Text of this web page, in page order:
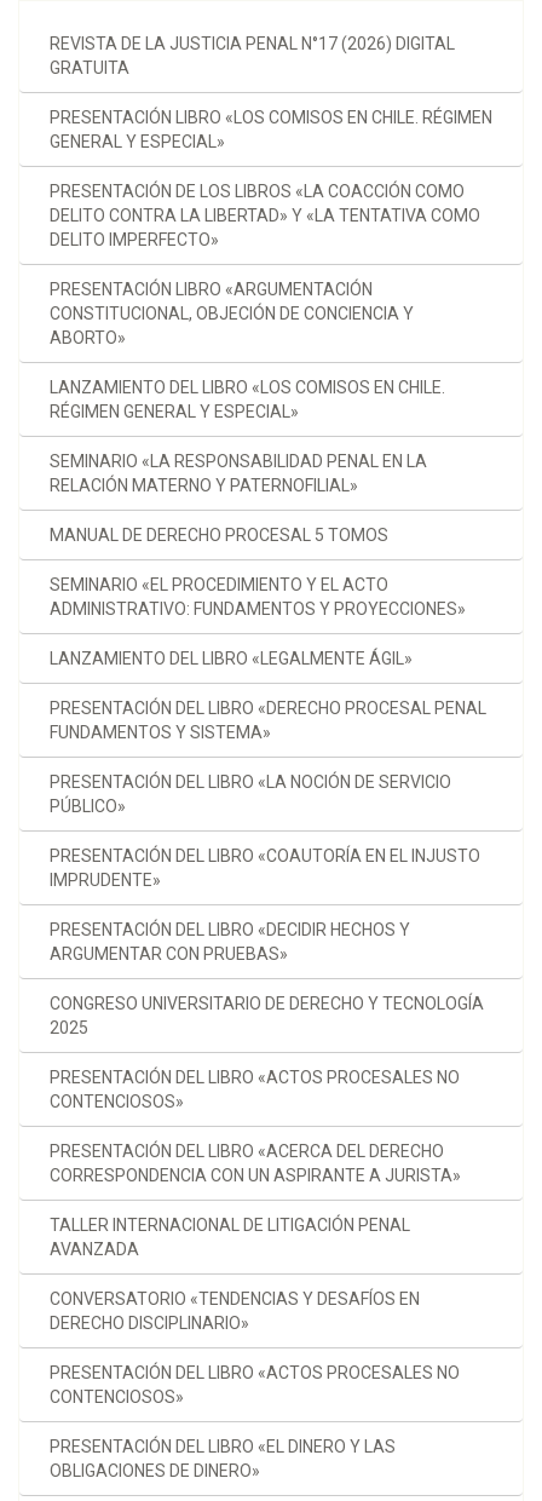
REVISTA DE LA JUSTICIA PENAL N°17 (2026) DIGITAL
GRATUITA
PRESENTACIÓN LIBRO «LOS COMISOS EN CHILE. RÉGIMEN
GENERAL Y ESPECIAL»
PRESENTACIÓN DE LOS LIBROS «LA COACCIÓN COMO
DELITO CONTRA LA LIBERTAD» Y «LA TENTATIVA COMO
DELITO IMPERFECTO»
PRESENTACIÓN LIBRO «ARGUMENTACIÓN
CONSTITUCIONAL, OBJECIÓN DE CONCIENCIA Y
ABORTO»
LANZAMIENTO DEL LIBRO «LOS COMISOS EN CHILE.
RÉGIMEN GENERAL Y ESPECIAL»
SEMINARIO «LA RESPONSABILIDAD PENAL EN LA
RELACIÓN MATERNO Y PATERNOFILIAL»
MANUAL DE DERECHO PROCESAL 5 TOMOS
SEMINARIO «EL PROCEDIMIENTO Y EL ACTO
ADMINISTRATIVO: FUNDAMENTOS Y PROYECCIONES»
LANZAMIENTO DEL LIBRO «LEGALMENTE ÁGIL»
PRESENTACIÓN DEL LIBRO «DERECHO PROCESAL PENAL
FUNDAMENTOS Y SISTEMA»
PRESENTACIÓN DEL LIBRO «LA NOCIÓN DE SERVICIO
PÚBLICO»
PRESENTACIÓN DEL LIBRO «COAUTORÍA EN EL INJUSTO
IMPRUDENTE»
PRESENTACIÓN DEL LIBRO «DECIDIR HECHOS Y
ARGUMENTAR CON PRUEBAS»
CONGRESO UNIVERSITARIO DE DERECHO Y TECNOLOGÍA
2025
PRESENTACIÓN DEL LIBRO «ACTOS PROCESALES NO
CONTENCIOSOS»
PRESENTACIÓN DEL LIBRO «ACERCA DEL DERECHO
CORRESPONDENCIA CON UN ASPIRANTE A JURISTA»
TALLER INTERNACIONAL DE LITIGACIÓN PENAL
AVANZADA
CONVERSATORIO «TENDENCIAS Y DESAFÍOS EN
DERECHO DISCIPLINARIO»
PRESENTACIÓN DEL LIBRO «ACTOS PROCESALES NO
CONTENCIOSOS»
PRESENTACIÓN DEL LIBRO «EL DINERO Y LAS
OBLIGACIONES DE DINERO»